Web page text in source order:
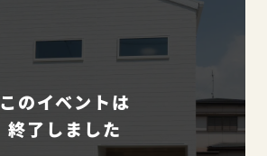
このイベントは
終了しました